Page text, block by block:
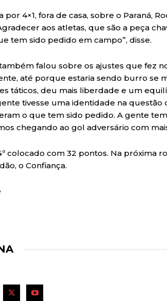
por 4×1, fora de casa, sobre o Paraná,
aos atletas, que são a peça
tem sido pedido em campo”, disse.
falou sobre os ajustes que fez
até porque estaria sendo burro se
táticos, deu mais liberdade e um
tivesse uma identidade na questão
o que tem sido pedido. A gente
chegando ao gol adversário com
colocado com 32 pontos. Na próxima
o Confiança.